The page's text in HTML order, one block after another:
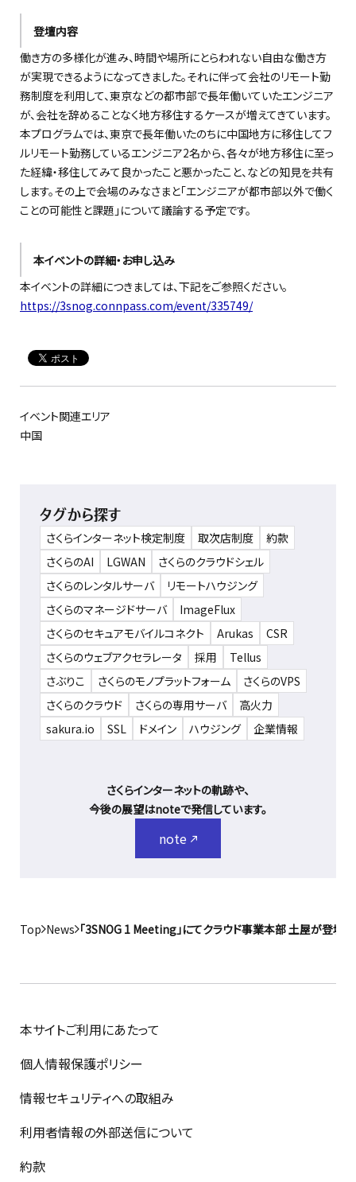
登壇内容
働き方の多様化が進み、時間や場所にとらわれない自由な働き方
が実現できるようになってきました。それに伴って会社のリモート勤
務制度を利用して、東京などの都市部で長年働いていたエンジニア
が、会社を辞めることなく地方移住するケースが増えてきています。
本プログラムでは、東京で長年働いたのちに中国地方に移住してフ
ルリモート勤務しているエンジニア2名から、各々が地方移住に至っ
た経緯・移住してみて良かったこと悪かったこと、などの知見を共有
します。その上で会場のみなさまと「エンジニアが都市部以外で働く
ことの可能性と課題」について議論する予定です。
本イベントの詳細・お申し込み
本イベントの詳細につきましては、下記をご参照ください。
https://3snog.connpass.com/event/335749/
イベント関連エリア
中国
タグから探す
さくらインターネット検定制度 取次店制度
約款
さくらのAI
LGWAN
さくらのクラウドシェル
さくらのレンタルサーバ
リモートハウジング
さくらのマネージドサーバ
ImageFlux
さくらのセキュアモバイルコネクト
Arukas
CSR
さくらのウェブアクセラレータ
採用
Tellus
さぶりこ
さくらのモノプラットフォーム
さくらのVPS
さくらのクラウド
さくらの専用サーバ
高火力
sakura.io
SSL ドメイン ハウジング 企業情報
さくらインターネットの軌跡や、
今後の展望はnoteで発信しています。
note
Top News 「3SNOG 1 Meeting」にてクラウド事業本部 土屋が登壇
本サイトご利用にあたって
個人情報保護ポリシー
情報セキュリティへの取組み
利用者情報の外部送信について
約款